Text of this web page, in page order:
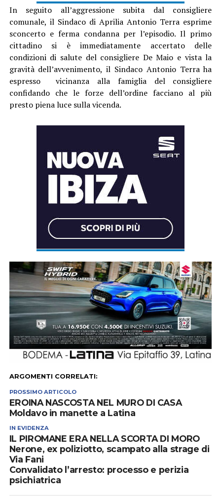
In seguito all’aggressione subita dal consigliere
comunale, il Sindaco di Aprilia Antonio Terra esprime
sconcerto e ferma condanna per l’episodio. Il primo
cittadino si è immediatamente accertato delle
condizioni di salute del consigliere De Maio e vista la
gravità dell’avvenimento, il Sindaco Antonio Terra ha
espresso vicinanza alla famiglia del consigliere
confidando che le forze dell’ordine facciano al più
presto piena luce sulla vicenda.
ARGOMENTI CORRELATI:
PROSSIMO ARTICOLO
EROINA NASCOSTA NEL MURO DI CASA
Moldavo in manette a Latina
IN EVIDENZA
IL PIROMANE ERA NELLA SCORTA DI MORO
Nerone, ex poliziotto, scampato alla strage di
Via Fani
Convalidato l’arresto: processo e perizia
psichiatrica